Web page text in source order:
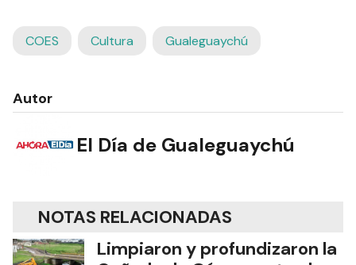
COES Cultura Gualeguaychú
Autor
El Día de Gualeguaychú
NOTAS RELACIONADAS
Limpiaron y profundizaron la